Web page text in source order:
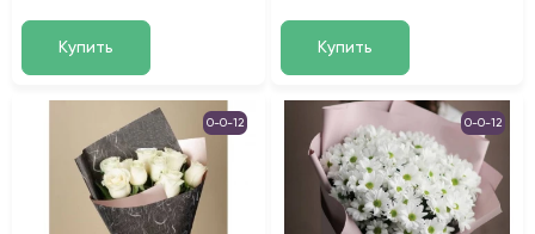
Купить Купить
0-0-12 0-0-12